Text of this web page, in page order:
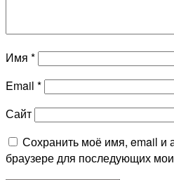
Имя *
Email *
Сайт
Сохранить моё имя, email и
браузере для последующих